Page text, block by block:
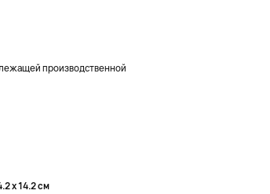
производственной
x 14.2 см